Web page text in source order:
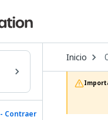
- Contraer
Inicio